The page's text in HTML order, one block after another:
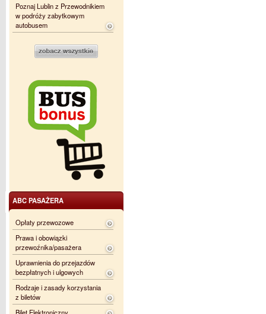
Poznaj Lublin z Przewodnikiem
w podróży zabytkowym
autobusem
ABC PASAŻERA
Opłaty przewozowe
Prawa i obowiązki
przewoźnika/pasażera
Uprawnienia do przejazdów
bezpłatnych i ulgowych
Rodzaje i zasady korzystania
z biletów
Bilet Elektroniczny